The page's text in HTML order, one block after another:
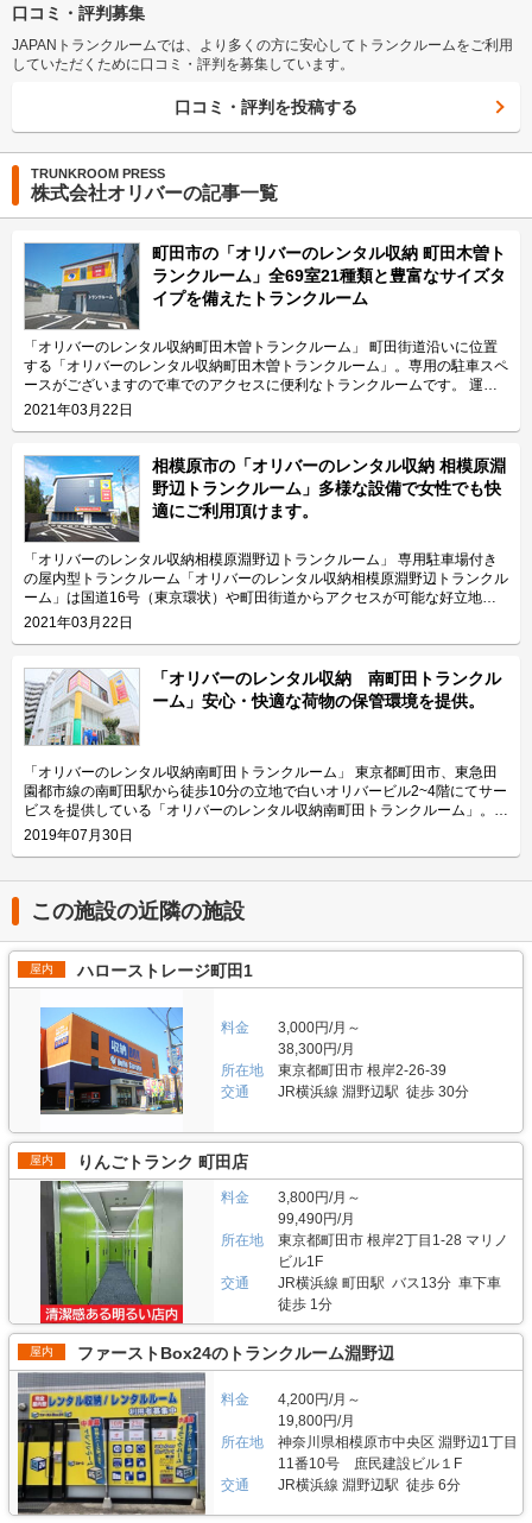
口コミ・評判募集
JAPANトランクルームでは、より多くの方に安心してトランクルームをご利用
していただくために口コミ・評判を募集しています。
口コミ・評判を投稿する
TRUNKROOM PRESS
株式会社オリバーの記事一覧
町田市の「オリバーのレンタル収納 町田木曽ト
ランクルーム」全69室21種類と豊富なサイズタ
イプを備えたトランクルーム
「オリバーのレンタル収納町田木曽トランクルーム」 町田街道沿いに位置
する「オリバーのレンタル収納町田木曽トランクルーム」。専用の駐車スペ
ースがございますので車でのアクセスに便利なトランクルームです。 運営
会社は、神奈川県央・南多摩エリアに108箇所4,800室（2022年6月）の
「オリバーのレンタル収納」を運営している株式会社オリバー。総合不動産
式会社オリバーが運営している「オリバーのレンタル収納町田木曽トランク
ルーム」の特長や利用用途などをご紹介致します。 「オリバーのレンタル
収納町田木曽トランクルーム」の特長を教えてください。 「オリバーのレ
ンタル収納町田木曽トランクルーム」は、株式会社オリバーで働く女性担当
者が設計や室内装飾などに直接参加して開発したトランクルームのため、女
性目線が盛り込まれた施設となっています。実際に、白を基調とし照明を多
く配置した内装は明るく綺麗な印象を与え、光触媒加工の人口観葉植物が清
潔感のある空間を演出しています。それだけでなく、階段などにも窓を設置
し明るい自然光も取り入れられる環境となっています。勿論、荷物に日光の
影響が出ないよう窓には遮熱シートを設置したり、荷物の搬入出がしやすい
よう各フロアの通路を広く取ったりと安心して便利にご利用頂ける施設とな
っています。 「オリバーのレンタル収納町田木曽トランクルーム」は町田
街道に面して建っておりますので、車でもお手軽にご利用頂けます。 主に
どんな方がご利用されているのでしょうか？ 「オリバーのレンタル収納町
田木曽トランクルーム」が位置する木曽町や近隣の木曽東には住宅街が広が
っておりますので、個人のお客様がメインとなります。その中でもファミリ
ー層のお客様が多くなっています。収納物は季節物の布団や洋服・本などが
主ですが、「オリバーのレンタル収納町田木曽トランクルーム」は町田街道
沿いに位置し専用の駐車場があるため家具や家電などを収納頂いているケー
スもございます。またその際、軽トラックの無料貸出サービスもご活用頂い
ております。 セキュリティや安全面について教えてください。 「オリバー
のレンタル収納町田木曽トランクルーム」は、入口にはセコムのカードキー
を設置し、各部屋に南京錠を設置する二重防犯体制を採っております。ま
た、スタッフが週1、2回の頻度で巡回を実施し、トランクルーム内の点検
や掃除のほか、防犯面で異常がないかしっかり点検しております。大切なお
ターを完備しております。 費用や契約について教えてください。 「オリバ
ーのレンタル収納町田木曽トランクルーム」の価格帯は月額2,200円から
34,200円（税込）で、広さは0.2畳から5.3畳まで全21種類と幅広くご用意
しております。初期費用としては、管理費と保証料を含めた月額費用と1ヶ
月分の契約事務手数料等、鍵代（4,400円）となり、管理費は1,100円で保
証料は500円となります。お支払い方法は銀行振込、クレジットカード、コ
ンビニでお支払いからご選択頂けます。 事前見学、内覧につきましては対
面もしくは非対面でもご案内できます。対面での内覧の場合はスタッフがお
客様のニーズなどに合わせて丁寧に対応させて頂きます。現地での契約やイ
LIFULLトランクルームから電話又はメールにてお気軽にお問い合わせくだ
さい。 編集後記 「オリバーのレンタル収納町田木曽トランクルーム」は株
式会社オリバーの強みでありコンセプトでもある「地域密着」を非常に強く
感じる施設だった。この施設があるエリアには住宅街が広がっており、ファ
ミリー層のお客様が多いという。そのため女性目線でも使いやすいトランク
ルームとなるような特長があった。実際に、白を基調とし、照明を多く配置
したトランクルーム内部は明るく綺麗な印象を与え、さらに窓を多く設置す
ることで自然光を取り入れることも出来るため、より清潔感のある内装とな
っている。また「地域密着」は施設の設計にとどまらず、メールや電話など
のお客様対応も地域に詳しいスタッフが行っているとのことで、通常の対応
だけでなく地域密着の対応をしてもらえるとのことだった。そんな株式会社
オリバーのトランクルームは、施設周辺に住んでいる方だけでなく、そのエ
リアに引っ越す予定がある方にも是非お勧めしたい施設である。 情報更新
日：2022年06月20日
2021年03月22日
相模原市の「オリバーのレンタル収納 相模原淵
野辺トランクルーム」多様な設備で女性でも快
適にご利用頂けます。
「オリバーのレンタル収納相模原淵野辺トランクルーム」 専用駐車場付き
の屋内型トランクルーム「オリバーのレンタル収納相模原淵野辺トランクル
ーム」は国道16号（東京環状）や町田街道からアクセスが可能な好立地に
位置しています。 運営会社は、神奈川県相模原市を中心に地域密着型の総
合不動産事業を展開している株式会社オリバー。トランクルーム「オリバー
（2022年6月） 今回は、株式会社オリバーが運営している「オリバーのレ
ンタル収納相模原淵野辺トランクルーム」の特長や利用用途などをご紹介致
します。 「オリバーのレンタル収納相模原淵野辺トランクルーム」の特長
を教えてください。 「オリバーのレンタル収納相模原淵野辺トランクルー
ム」は土地購入から建物の開発まで全て株式会社オリバーが担当したトラン
クルーム専用施設です。全143室を備える「オリバーのレンタル収納相模原
淵野辺トランクルーム」は広さのタイプも豊富で、0.4畳から7.3畳まで39種
類をご用意しております。お客様の様々なニーズに合わせたお部屋をご利用
頂けます。施設内にはエアコンとサーキュレーターを完備することで、カビ
や結露の発生を抑えておりますので大切なお荷物も安心して収納頂けます。
主にどんな方がご利用されているのでしょうか？ 「オリバーのレンタル収
納相模原淵野辺トランクルーム」周辺の淵野辺本町や根岸エリアには住宅街
が広がっていることもあり、多くの個人のお客様にご利用頂いております。
お預け頂いているものは季節物の布団や洋服のほか、フリーマーケットに出
品するハンドメイド製品の備品倉庫としてご利用頂いているケースもござい
ます。また、法人のお客様には店頭看板や備品の保管場所としてご利用頂い
ております。 セキュリティや安全面について教えてください。 「オリバー
ります。入口にはセコムのカードキー、各部屋には南京錠をそれぞれ設置す
る二重防犯体制をとっております。このほか、防犯カメラは入口、各フロ
ア、駐車場に設置・録画しております。 安全面だけでなく、保管頂く環境
にも気を配りエアコンとサーキュレーターを完備しておりますので衣服・布
団や家具家電など様々な物を安心して収納頂けます。 費用や契約について
教えてください。 「オリバーのレンタル収納相模原淵野辺トランクルー
ム」の価格帯は月額2,300円から43,000円（税込）で、広さは0.4畳から7.3
畳まで全39種類と幅広くご用意しております。初期費用は前払い月額費用
＋契約事務手数料等（1ヶ月分）＋鍵代（4,400円）、月額費用は利用料金
＋管理費（1,100円）＋保証料（500円）となります。お支払い方法は銀行
振込、クレジットカード、コンビニでお支払いからお選び頂けます。 事前
見学・内覧につきましては対面・非対面のいずれもご案内できます。非対面
の場合でも、見学用のお部屋をご覧いただけます。契約につきましては現地
でのご契約だけでなく、ご来店やインターネットでのご契約も可能です。ご
来店頂いた場合はその場で鍵をお渡しすることも出来ますので、即日契約・
当日からのご利用開始も可能です。 詳細なキャンペーンや施設へのご質問
はLIFULLトランクルームから電話やメールにてお気軽にお問い合わせくだ
さい。 編集後記 「オリバーのレンタル収納相模原淵野辺トランクルーム」
はトランクルーム専用に開発された施設だという。実際にお話を伺うと、施
設内の部屋数は全143室、広さのタイプ数は全39種類と専用施設ならではの
バリエーションでお客様の様々なニーズに対応が可能な施設だった。専用駐
車場もあるため、荷物の運搬にも大変便利な施設だと感じた。また、大型の
荷物の搬入出に役立つ外部提携業者の運送サービスもあるので、気軽に利用
できるのも魅力だと感じた。また、警備会社と連携した二重防犯体制を採る
など施設のセキュリティも万全で、安心して利用できる「オリバーのレンタ
ル収納相模原淵野辺トランクルーム」は、年代や居住地に関係なくおすすめ
できる施設だと思った。 情報更新日：2022年06月20日
2021年03月22日
「オリバーのレンタル収納 南町田トランクル
ーム」安心・快適な荷物の保管環境を提供。
「オリバーのレンタル収納南町田トランクルーム」 東京都町田市、東急田
園都市線の南町田駅から徒歩10分の立地で白いオリバービル2~4階にてサー
ビスを提供している「オリバーのレンタル収納南町田トランクルーム」。
運営会社は株式会社オリバー。地域密着型の総合不動産カンパニーとして事
業を展開し、創業以来39年連続黒字経営（2022年現在）を続けている会社
バーのトランクルームは、108箇所4,800室を運営しています。 今回は、株
式会社オリバーが運営している「オリバーのレンタル収納南町田トランクル
ーム」の特徴や利用用途の傾向、会社の想いなどをご紹介します。 オリバ
ーのレンタル収納南町田トランクルームの特徴を教えてください。 町田街
道沿いの白いオリバービル2~4階にてサービスを提供している「オリバーの
レンタル収納南町田トランクルーム」。田園都市線「南町田駅」から徒歩
アクセスも良好な場所で複数台停められる大きな駐車場もあります。 町
田・南町田トランクルームの特徴は、荷物を快適な環境の中で保管できるこ
とです。空調設備を完備し、フロアの廊下も幅広く行き止まりを減らし（ト
ランクルームの数を増やして利益を上げるよりお客様が安心できるよう余裕
のある導線を確保）、店内には音楽が流れています。明るい人感LED照明
や、爽やかなブルーの床、エントランスには光触媒加工の観葉植物も設置す
るなど、インテリアにもこだわっています。 主にどんな方がご利用されて
いるのでしょうか？ オリバーの社員は女性が多いため、女性目線で快適な
空間を作っています。そのため、実際にご利用いただいているお客様の中で
女性の割合が多いのも特徴です（他社のトランクルームでは男性のご利用が
多い傾向）。「オリバーのレンタル収納南町田トランクルーム」の大きさは
0.5畳~9.5畳まで幅広く、ご利用用途としては、ご自宅のクローゼット代わ
りとして衣類、家電、本、趣味の作品（手芸や絵など）、法人のお客様では
法定保存書類の保管などに使われている傾向にあります。 セキュリティや
安全面について教えてください。 安心・安全なサービスの提供を行ってい
る収納スペースとして安心安全のセキュリティがあり、ビルは契約者以外は
入れません。専用のカードキーでエントランスロックを解錠することがで
き、24時間使いたいときにいつでも使えます。各フロアには複数の監視カ
メラを設置し、入り口のモニター画面でも中の様子を確認できます。空調換
気・室内照明を兼ね備えた室内タイプの収納スペースなので、1年中快適に
ご利用いただけます。 費用や契約について教えてください。 月額費用（利
用料金＋管理費＋保証料）と、契約金（前払い月額費用＋契約事務手数料＋
鍵代）になります。時期によっては利用料金2ヶ月無料キャンペーンなども
実施しておりますので、ぜひお問い合わせください。 また、16時までに店
舗に来ていただければ内見可能で、その日から使うことも可能です。遠隔で
の鍵の開錠ができるため、立会いなしやインターネットのみで契約も可能で
す。契約後は、重たい家具も手ぶらで収納できる「らくらく運搬」サービス
2019年07月30日
この施設の近隣の施設
屋内 ハローストレージ町田1
料金
3,000円/月～
38,300円/月
所在地
東京都町田市 根岸2-26-39
交通
JR横浜線 淵野辺駅 徒歩 30分
屋内 りんごトランク 町田店
料金
3,800円/月～
99,490円/月
所在地
東京都町田市 根岸2丁目1-28 マリノ
ビル1F
交通
JR横浜線 町田駅 バス13分 車下車
徒歩 1分
屋内 ファーストBox24のトランクルーム淵野辺
料金
4,200円/月～
19,800円/月
所在地
神奈川県相模原市中央区 淵野辺1丁目
11番10号 庶民建設ビル１F
交通
JR横浜線 淵野辺駅 徒歩 6分